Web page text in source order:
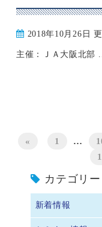
2018年10月26日
主催：ＪＡ大阪北部
« 1 …
カテゴリー
新着情報